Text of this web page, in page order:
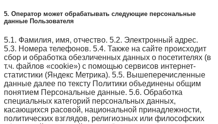
5. Оператор может обрабатывать следующие персональные
данные Пользователя
5.1. Фамилия, имя, отчество. 5.2. Электронный адрес.
5.3. Номера телефонов. 5.4. Также на сайте происходит
сбор и обработка обезличенных данных о посетителях (в
т.ч. файлов «cookie») с помощью сервисов интернет-
статистики (Яндекс Метрика). 5.5. Вышеперечисленные
данные далее по тексту Политики объединены общим
понятием Персональные данные. 5.6. Обработка
специальных категорий персональных данных,
касающихся расовой, национальной принадлежности,
политических взглядов, религиозных или философских